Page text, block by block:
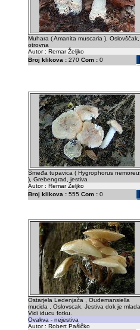
Muhara ( Amanita muscaria ), Oslovščak,
otrovna
Autor : Remar Željko
Broj klikova :270 Com :0
Smeđa tupavica ( Hygrophorus
), Grebengrad, jestiva
Autor : Remar Željko
Broj klikova :555 Com :0
Ostarjela Ledenjača , Oudemansiella
mucida , Oslovscak, Jestiva dok je
Vidi iducu fotku.
Ovakva - nejestiva
Autor : Robert Pašičko